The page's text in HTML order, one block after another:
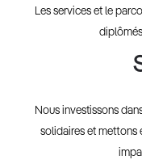
Les services et le
Nous investissons
solidaires et mettons